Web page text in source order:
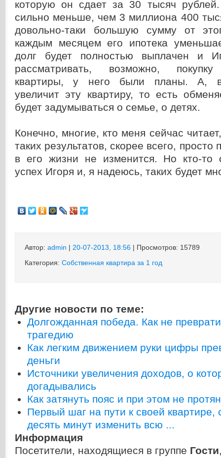
которую он сдает за 30 тысяч
сильно меньше, чем 3 миллиона 400
довольно-таки большую сумму от
каждым месяцем его ипотека
долг будет полностью выплачен и
рассматривать, возможно, покупку
квартиры, у него были планы. А,
увеличит эту квартиру, то есть
будет задумываться о семье, о детях.
Конечно, многие, кто меня сейчас
таких результатов, скорее всего, просто
в его жизни не изменится. Но кто-то
успех Игоря и, я надеюсь, таких будет
Автор: admin | 20-07-2013, 18:56 | Просмотров: 15789
Категория: Собственная квартира за 1 год
Другие новости по теме:
Долгожданная победа. Как не
трагедию
Как легким движением руки цифры
деньги
Источники увеличения доходов, о
догадывались
Как затянуть пояс и при этом не
Первый шаг на пути к своей квартире,
десять минут изменить всю ...
Информация
Посетители, находящиеся в группе Гости